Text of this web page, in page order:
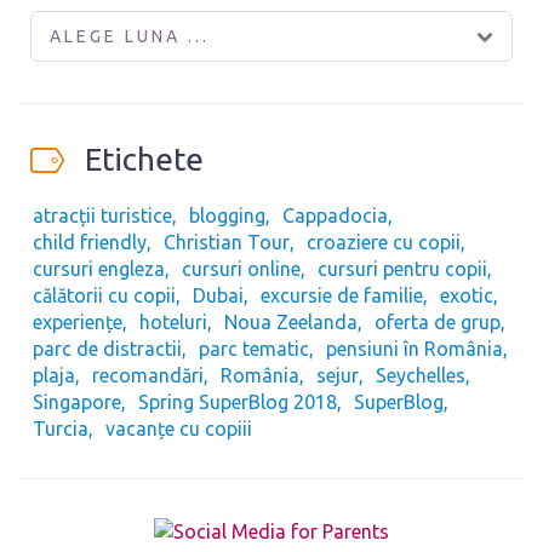
ALEGE LUNA ...
Etichete
atracții turistice blogging
Cappadocia
child friendly
Christian Tour
croaziere cu copii
cursuri engleza
cursuri online
cursuri pentru copii
călătorii cu copii
Dubai excursie de familie
exotic
experiențe
hoteluri Noua Zeelanda
oferta de grup
parc de distractii
parc tematic
pensiuni în România
plaja
recomandări România sejur
Seychelles
Singapore
Spring SuperBlog 2018
SuperBlog
Turcia
vacanțe cu copiii